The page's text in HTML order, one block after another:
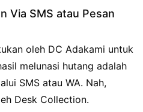
Via SMS atau Pesan
oleh DC Adakami untuk
melunasi hutang adalah
SMS atau WA. Nah,
Desk Collection.